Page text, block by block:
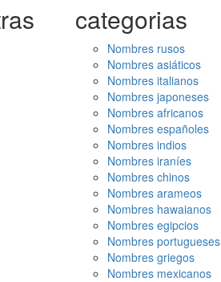
categorias
Nombres rusos
Nombres asiáticos
Nombres italianos
Nombres japoneses
Nombres africanos
Nombres españoles
Nombres indios
Nombres iraníes
Nombres chinos
Nombres arameos
Nombres hawaianos
Nombres egipcios
Nombres portugueses
Nombres griegos
Nombres mexicanos